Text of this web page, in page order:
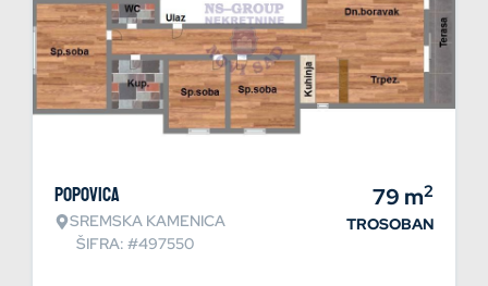
Popovica
SREMSKA KAMENICA
ŠIFRA: #497550
79 m2
TROSOBAN